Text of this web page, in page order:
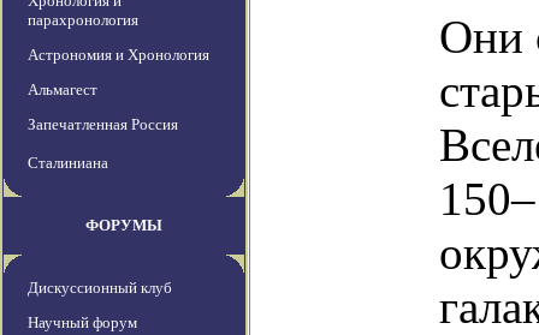
парахронология
Астрономия и Хронология
Альмагест
Запечатленная Россия
Сталиниана
ФОРУМЫ
Дискуссионный клуб
Научный форум
Они